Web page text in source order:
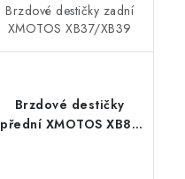
Brzdové destičky zadní
XMOTOS XB37/XB39
Brzdové destičky
přední XMOTOS XB87